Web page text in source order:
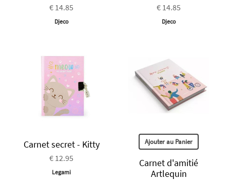
€ 14.85
Djeco
€ 14.85
Djeco
Carnet secret - Kitty
€ 12.95
Legami
Ajouter au Panier
Carnet d'amitié
Artlequin